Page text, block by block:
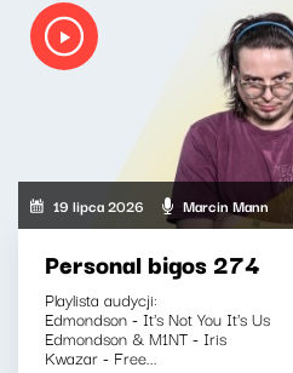
19 lipca 2026 Marcin Mann
Personal bigos 274
Playlista audycji:
Edmondson - It's Not You It's Us
Edmondson & M1NT - Iris
Kwazar - Free...